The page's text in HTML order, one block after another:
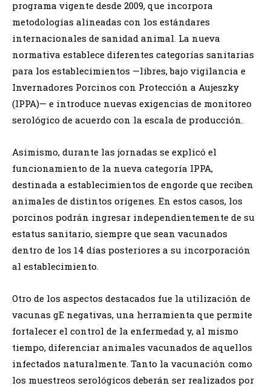
programa vigente desde 2009, que incorpora
metodologías alineadas con los estándares
internacionales de sanidad animal. La nueva
normativa establece diferentes categorías sanitarias
para los establecimientos —libres, bajo vigilancia e
Invernadores Porcinos con Protección a Aujeszky
(IPPA)— e introduce nuevas exigencias de monitoreo
serológico de acuerdo con la escala de producción.
Asimismo, durante las jornadas se explicó el
funcionamiento de la nueva categoría IPPA,
destinada a establecimientos de engorde que reciben
animales de distintos orígenes. En estos casos, los
porcinos podrán ingresar independientemente de su
estatus sanitario, siempre que sean vacunados
dentro de los 14 días posteriores a su incorporación
al establecimiento.
Otro de los aspectos destacados fue la utilización de
vacunas gE negativas, una herramienta que permite
fortalecer el control de la enfermedad y, al mismo
tiempo, diferenciar animales vacunados de aquellos
infectados naturalmente. Tanto la vacunación como
los muestreos serológicos deberán ser realizados por